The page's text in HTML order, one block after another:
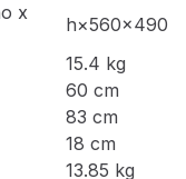
de alta